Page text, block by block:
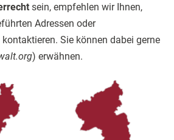
sein, empfehlen wir Ihnen,
Adressen oder
Sie können dabei gerne
) erwähnen.